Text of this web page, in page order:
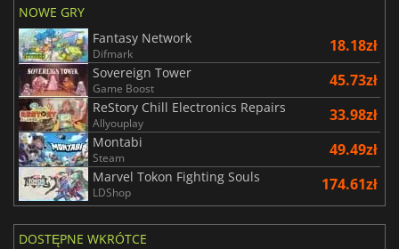
NOWE GRY
Fantasy Network
Difmark 18.18zł
Sovereign Tower
Game Boost 45.73zł
ReStory Chill Electronics Repairs
Allyouplay 33.98zł
Montabi
Steam 49.49zł
Marvel Tokon Fighting Souls
LDShop 174.61zł
DOSTĘPNE WKRÓTCE